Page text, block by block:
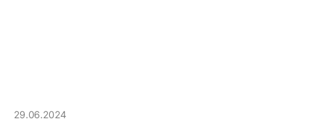
29.06.2024